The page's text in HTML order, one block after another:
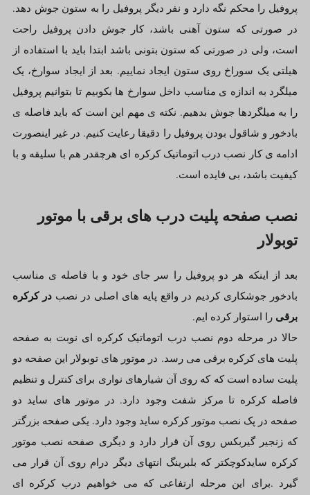
پروفیل را محکم نگه دارد و نفر دیگر پروفیل را به ستون جوش دهد.
در صورتی که ستون آهنی باشد، کار جوش دادن پروفیل راحت
است، ولی در صورتی که ستون بتونی باشد ابتدا باید با استفاده از
هیلتی یک سوراخ روی ستون ایجاد نماییم. بعد از ایجاد سوارخ، یک
میلگرد به اندازه ی مناسب داخل سوارخ ها بکوبیم تا بتوانیم پروفیل
را به میلگردها جوش بدهیم. نکته ی مهم این است که باید فاصله ی
بادخور و شاقول بودن پروفیل را دقیقا رعایت کنیم. در غیر اینصورت
ادامه ی کار نصب درب اتوماتیک کرکره ای هرچقدر هم با سلیقه و با
کیفیت باشد، بی فایده است.
نصب صفحه پلیت درب های برقی با موتور
توبولار
بعد از اینکه هر دو پروفیل را سر جای خود و با فاصله ی مناسب
بادخور جوشکاری کردیم در واقع پایه های اصلی در نصبدر کرکره
برقی را استوار کرده ایم.
حالا در مرحله دوم نصب درب اتوماتیک کرکره ای نوبت به صفحه
پلیت های کرکره برقی می رسد. در موتور های توبولار این صفحه دو
پلیت ساده است که که روی آن شیارهای نواری برای کنترل و تنظیم
فاصله کرکره تا مرکز شفت وجود دارد. در موتور های ساید دو
صفحه در پک نصب موتور کرکره ساید وجود دارد. یکی صفحه بزرگتر
که زنجیر گیربکس روی آن قرار دارد و دیگری صفحه نصب موتور
کرکره سایدکوچکتر که بلبرینگ انتهای دیگر درام روی آن قرار می
گیرد .برای این مرحله ارتفاعی که می خواهیم درب کرکره ای